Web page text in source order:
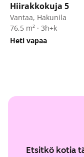
ARA
Hiirakkokuja 5
Vantaa, Hakunila
76,5 m² · 3h+k
Heti vapaa
Etsitkö kotia